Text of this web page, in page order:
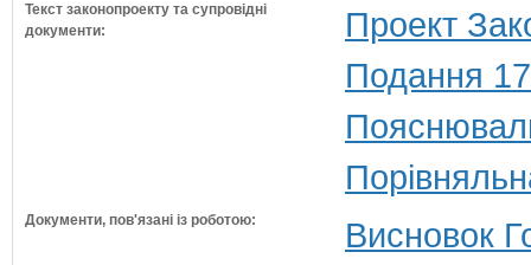
Текст законопроекту та супровідні
документи:
Проект
Подання
Документи, пов'язані із роботою:
Висновок